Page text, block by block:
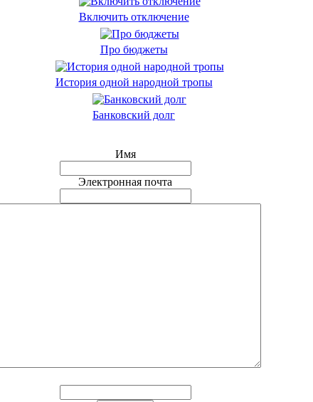
Включить отключение
Про бюджеты
История одной народной тропы
Банковский долг
Имя
Электронная почта